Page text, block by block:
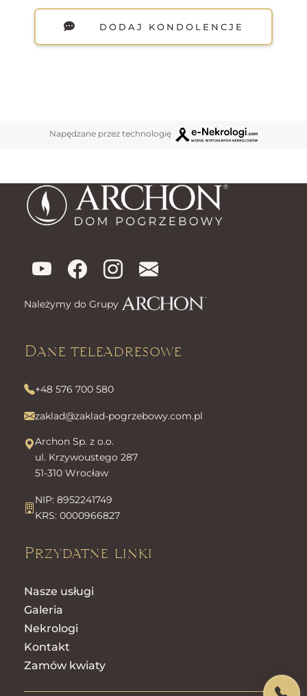
DODAJ KONDOLENCJE
Napędzane przez technologię
Należymy do Grupy
Dane teleadresowe
+48 576 700 580
zaklad@zaklad-pogrzebowy.com.pl
Archon Sp. z o.o.
ul. Krzywoustego 287
51-310 Wrocław
NIP: 8952241749
KRS: 0000966827
Przydatne linki
Nasze usługi
Galeria
Nekrologi
Kontakt
Zamów kwiaty